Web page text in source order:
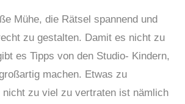
Mühe, die Rätsel spannend und
zu gestalten. Damit es nicht zu
es Tipps von den Studio- Kindern,
machen. Etwas zu
nicht zu viel zu vertraten ist nämlich